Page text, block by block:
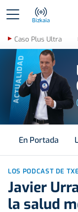
Bizkaia
Caso Plus Ultra
ACTUALIDAD
En Portada
LOS PODCAST DE
Javier
la salud